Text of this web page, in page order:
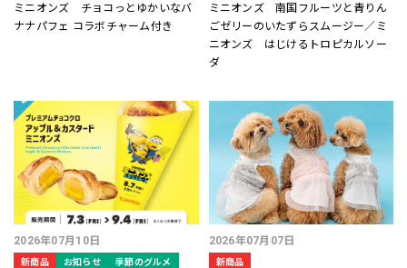
ミニオンズ チョコっとゆかいなバ
ナナパフェ コラボチャーム付き
ミニオンズ 南国フルーツと青りん
ごゼリーのいたずらスムージー​／ミ
ニオンズ はじけるトロピカルソー
ダ
2026年07月10日
新商品 お知らせ 季節のグルメ
2026年07月07日
新商品